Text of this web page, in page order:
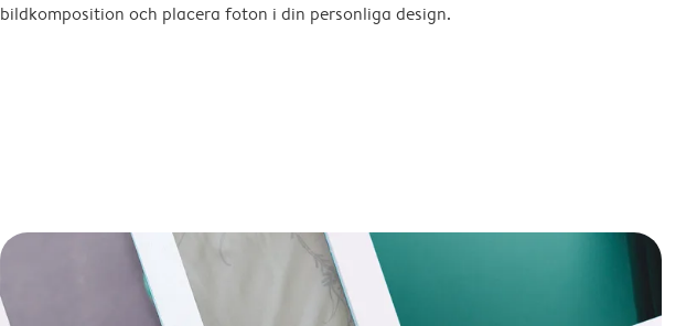
bildkomposition och placera foton i din personliga design.